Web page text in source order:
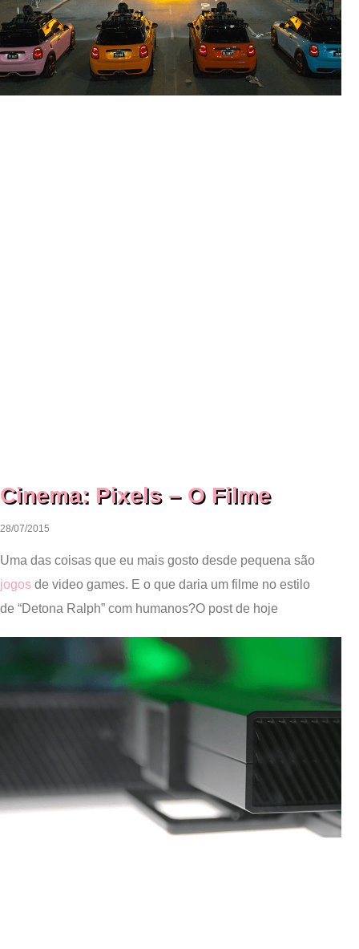
Cinema: Pixels – O Filme
28/07/2015
Uma das coisas que eu mais gosto desde pequena são
jogos de video games. E o que daria um filme no estilo
de “Detona Ralph” com humanos?O post de hoje